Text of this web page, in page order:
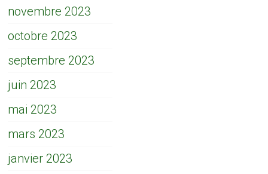
novembre 2023
octobre 2023
septembre 2023
juin 2023
mai 2023
mars 2023
janvier 2023